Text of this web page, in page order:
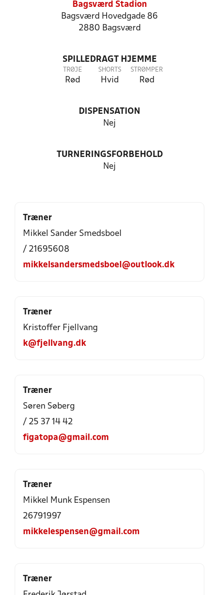
Bagsværd Stadion
Bagsværd Hovedgade 86
2880 Bagsværd
SPILLEDRAGT HJEMME
TRØJE
Rød
SHORTS
Hvid
STRØMPER
Rød
DISPENSATION
Nej
TURNERINGSFORBEHOLD
Nej
Træner
Mikkel Sander Smedsboel
/ 21695608
mikkelsandersmedsboel@outlook.dk
Træner
Kristoffer Fjellvang
k@fjellvang.dk
Træner
Søren Søberg
/ 25 37 14 42
figatopa@gmail.com
Træner
Mikkel Munk Espensen
26791997
mikkelespensen@gmail.com
Træner